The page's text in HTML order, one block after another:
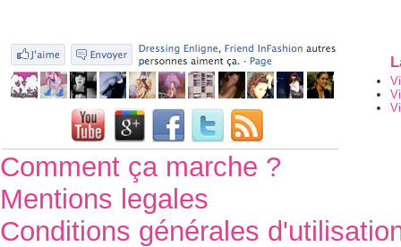
Comment ça marche ?
Mentions legales
Conditions générales